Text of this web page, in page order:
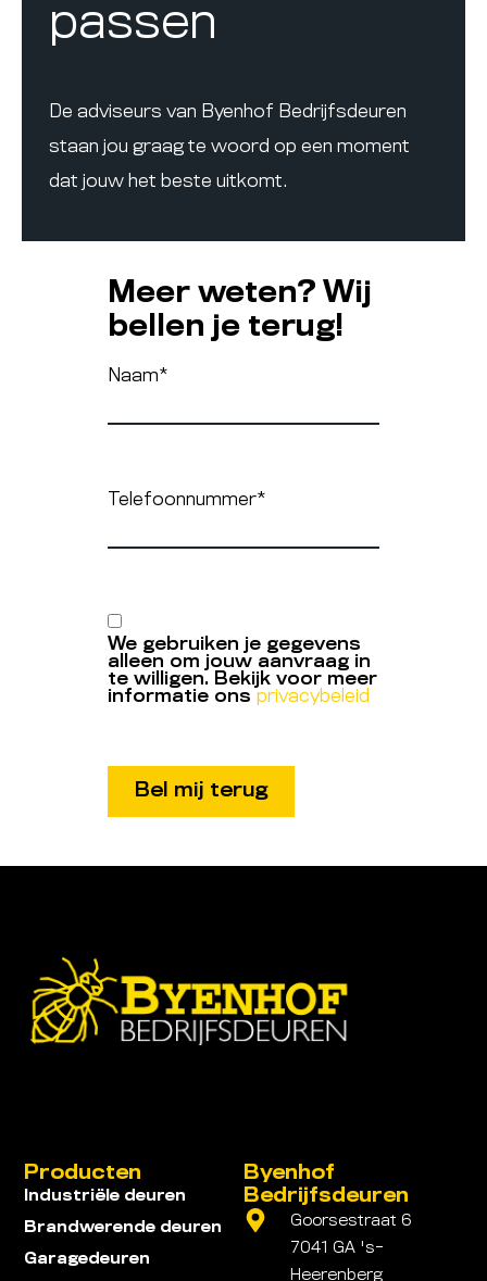
passen
De adviseurs van Byenhof Bedrijfsdeuren
staan jou graag te woord op een moment
dat jouw het beste uitkomt.
Meer weten? Wij
bellen je terug!
Naam*
Telefoonnummer*
We gebruiken je gegevens
alleen om jouw aanvraag in
te willigen. Bekijk voor meer
informatie ons privacybeleid
Byenhof
Bedrijfsdeuren
Goorsestraat 6
7041 GA 's-
Heerenberg
Producten
Industriële deuren
Brandwerende deuren
Garagedeuren